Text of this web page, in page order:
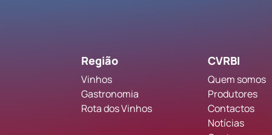
Região
Vinhos
Gastronomia
Rota dos Vinhos
CVRBI
Quem somos
Produtores
Contactos
Notícias